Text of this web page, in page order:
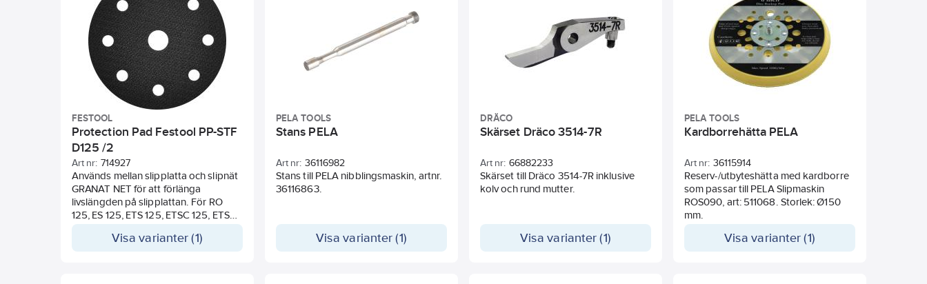
skador får den maximala hastigheten
på 2500 rpm inte överskridas. Passar
till slipmaskin Supraflex från Flex.
FESTOOL
Protection Pad Festool PP-STF
D125 /2
Art nr: 714927
Används mellan slipplatta och slipnät
GRANAT NET för att förlänga
livslängden på slipplattan. För RO
125, ES 125, ETS 125, ETSC 125, ETS
Visa varianter (1)
PELA TOOLS
Stans PELA
Art nr: 36116982
Stans till PELA nibblingsmaskin, artnr.
36116863.
Visa varianter (1)
DRÄCO
Skärset Dräco 3514-7R
Art nr: 66882233
Skärset till Dräco 3514-7R inklusive
kolv och rund mutter.
Visa varianter (1)
PELA TOOLS
Kardborrehätta PELA
Art nr: 36115914
Reserv-/utbyteshätta med kardborre
som passar till PELA Slipmaskin
ROS090, art: 511068. Storlek: Ø150
mm.
Visa varianter (1)